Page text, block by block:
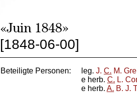
«Juin 1848»
[1848-06-00]
Beteiligte Personen: leg. J. C. M.
e herb. C. L.
e herb. A. B. J.